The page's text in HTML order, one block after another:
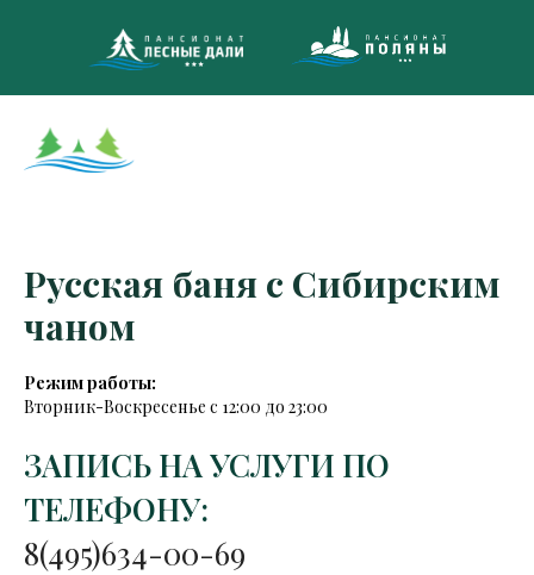
Русская баня с Сибирским
чаном
Режим работы:
Вторник-Воскресенье с 12:00 до 23:00
ЗАПИСЬ НА УСЛУГИ ПО
ТЕЛЕФОНУ:
8(495)634-00-69